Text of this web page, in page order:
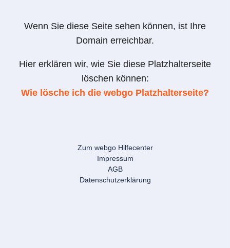
Wenn Sie diese Seite sehen können, ist Ihre
Domain erreichbar.
Hier erklären wir, wie Sie diese Platzhalterseite
löschen können:
Wie lösche ich die webgo Platzhalterseite?
Zum webgo Hilfecenter
Impressum
AGB
Datenschutzerklärung